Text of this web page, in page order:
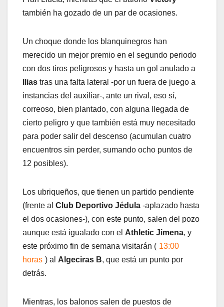
también ha gozado de un par de ocasiones.
Un choque donde los blanquinegros han
merecido un mejor premio en el segundo periodo
con dos tiros peligrosos y hasta un gol anulado a
Ilias tras una falta lateral -por un fuera de juego a
instancias del auxiliar-, ante un rival, eso sí,
correoso, bien plantado, con alguna llegada de
cierto peligro y que también está muy necesitado
para poder salir del descenso (acumulan cuatro
encuentros sin perder, sumando ocho puntos de
12 posibles).
Los ubriqueños, que tienen un partido pendiente
(frente al Club Deportivo Jédula -aplazado hasta
el dos ocasiones-), con este punto, salen del pozo
aunque está igualado con el Athletic Jimena, y
este próximo fin de semana visitarán ( 13:00
horas ) al Algeciras B, que está un punto por
detrás.
Mientras, los balonos salen de puestos de